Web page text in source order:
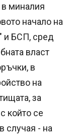
в миналия
начало на
и БСП, сред
власт
в
на
за
който се
случая - на